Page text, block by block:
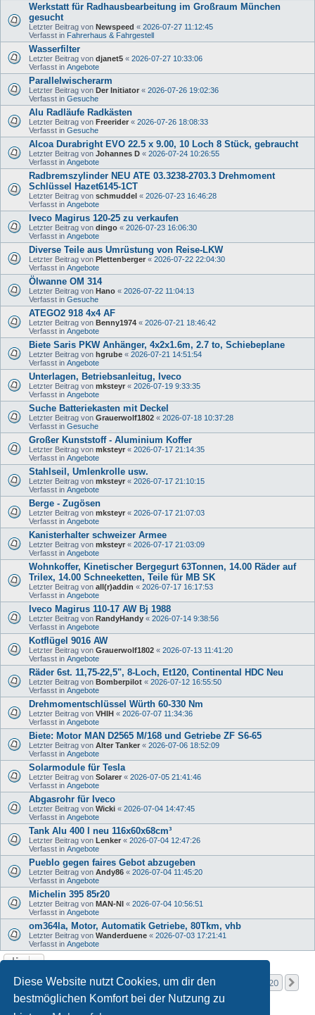
Diese Website nutzt Cookies, um dir den
bestmöglichen Komfort bei der Nutzung zu
Werkstatt für Radhausbearbeitung im Großraum München
gesucht
Letzter Beitrag von Newspeed « 2026-07-27 11:12:45
Verfasst in Fahrerhaus & Fahrgestell
Wasserfilter
Letzter Beitrag von djanet5 « 2026-07-27 10:33:06
Verfasst in Angebote
Parallelwischerarm
Letzter Beitrag von Der Initiator « 2026-07-26 19:02:36
Verfasst in Gesuche
Alu Radläufe Radkästen
Letzter Beitrag von Freerider « 2026-07-26 18:08:33
Verfasst in Gesuche
Alcoa Durabright EVO 22.5 x 9.00, 10 Loch 8 Stück, gebraucht
Letzter Beitrag von Johannes D « 2026-07-24 10:26:55
Verfasst in Angebote
Radbremszylinder NEU ATE 03.3238-2703.3 Drehmoment
Schlüssel Hazet6145-1CT
Letzter Beitrag von schmuddel « 2026-07-23 16:46:28
Verfasst in Angebote
Iveco Magirus 120-25 zu verkaufen
Letzter Beitrag von dingo « 2026-07-23 16:06:30
Verfasst in Angebote
Diverse Teile aus Umrüstung von Reise-LKW
Letzter Beitrag von Plettenberger « 2026-07-22 22:04:30
Verfasst in Angebote
Ölwanne OM 314
Letzter Beitrag von Hano « 2026-07-22 11:04:13
Verfasst in Gesuche
ATEGO2 918 4x4 AF
Letzter Beitrag von Benny1974 « 2026-07-21 18:46:42
Verfasst in Angebote
Biete Saris PKW Anhänger, 4x2x1.6m, 2.7 to, Schiebeplane
Letzter Beitrag von hgrube « 2026-07-21 14:51:54
Verfasst in Angebote
Unterlagen, Betriebsanleitug, Iveco
Letzter Beitrag von mksteyr « 2026-07-19 9:33:35
Verfasst in Angebote
Suche Batteriekasten mit Deckel
Letzter Beitrag von Grauerwolf1802 « 2026-07-18 10:37:28
Verfasst in Gesuche
Großer Kunststoff - Aluminium Koffer
Letzter Beitrag von mksteyr « 2026-07-17 21:14:35
Verfasst in Angebote
Stahlseil, Umlenkrolle usw.
Letzter Beitrag von mksteyr « 2026-07-17 21:10:15
Verfasst in Angebote
Berge - Zugösen
Letzter Beitrag von mksteyr « 2026-07-17 21:07:03
Verfasst in Angebote
Kanisterhalter schweizer Armee
Letzter Beitrag von mksteyr « 2026-07-17 21:03:09
Verfasst in Angebote
Wohnkoffer, Kinetischer Bergegurt 63Tonnen, 14.00 Räder auf
Trilex, 14.00 Schneeketten, Teile für MB SK
Letzter Beitrag von all(r)addin « 2026-07-17 16:17:53
Verfasst in Angebote
Iveco Magirus 110-17 AW Bj 1988
Letzter Beitrag von RandyHandy « 2026-07-14 9:38:56
Verfasst in Angebote
Kotflügel 9016 AW
Letzter Beitrag von Grauerwolf1802 « 2026-07-13 11:41:20
Verfasst in Angebote
Räder 6st. 11,75-22,5", 8-Loch, Et120, Continental HDC Neu
Letzter Beitrag von Bomberpilot « 2026-07-12 16:55:50
Verfasst in Angebote
Drehmomentschlüssel Würth 60-330 Nm
Letzter Beitrag von VHIH « 2026-07-07 11:34:36
Verfasst in Angebote
Biete: Motor MAN D2565 M/168 und Getriebe ZF S6-65
Letzter Beitrag von Alter Tanker « 2026-07-06 18:52:09
Verfasst in Angebote
Solarmodule für Tesla
Letzter Beitrag von Solarer « 2026-07-05 21:41:46
Verfasst in Angebote
Abgasrohr für Iveco
Letzter Beitrag von Wicki « 2026-07-04 14:47:45
Verfasst in Angebote
Tank Alu 400 l neu 116x60x68cm³
Letzter Beitrag von Lenker « 2026-07-04 12:47:26
Verfasst in Angebote
Pueblo gegen faires Gebot abzugeben
Letzter Beitrag von Andy86 « 2026-07-04 11:45:20
Verfasst in Angebote
Michelin 395 85r20
Letzter Beitrag von MAN-NI « 2026-07-04 10:56:51
Verfasst in Angebote
om364la, Motor, Automatik Getriebe, 80Tkm, vhb
Letzter Beitrag von Wanderduene « 2026-07-03 17:21:41
Verfasst in Angebote
Die Suche ergab mehr als 1000 Treffer Seite1von
1 2 3 20